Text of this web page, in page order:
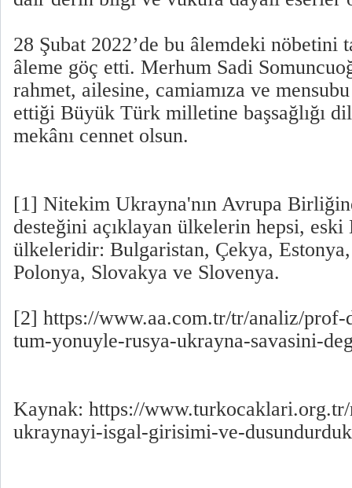
28 Şubat 2022’de bu âlemdeki nöbetini
âleme göç etti. Merhum Sadi
rahmet, ailesine, camiamıza ve
ettiği Büyük Türk milletine başsağlığı
mekânı cennet olsun.
[1] Nitekim Ukrayna'nın Avrupa
desteğini açıklayan ülkelerin hepsi,
ülkeleridir: Bulgaristan, Çekya,
Polonya, Slovakya ve Slovenya.
[2] https://www.aa.com.tr/tr/analiz/prof-
tum-yonuyle-rusya-ukrayna-savasini-
Kaynak: https://
ukraynayi-isgal-girisimi-ve-